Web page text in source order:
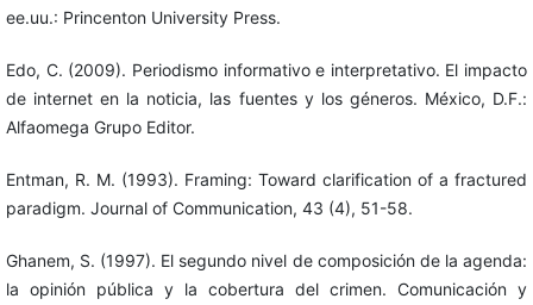
ee.uu.: Princenton University Press.
Edo, C. (2009). Periodismo informativo e interpretativo. El impacto
de internet en la noticia, las fuentes y los géneros. México, D.F.:
Alfaomega Grupo Editor.
Entman, R. M. (1993). Framing: Toward clarification of a fractured
paradigm. Journal of Communication, 43 (4), 51-58.
Ghanem, S. (1997). El segundo nivel de composición de la agenda:
la opinión pública y la cobertura del crimen. Comunicación y